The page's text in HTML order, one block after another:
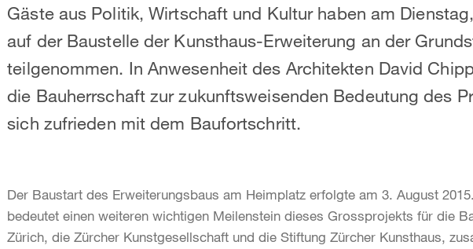
Gäste aus Politik, Wirtschaft und Kultur haben am
auf der Baustelle der Kunsthaus-Erweiterung an der
teilgenommen. In Anwesenheit des Architekten David
die Bauherrschaft zur zukunftsweisenden Bedeutung des
sich zufrieden mit dem Baufortschritt.
Der Baustart des Erweiterungsbaus am Heimplatz erfolgte am 3. August
bedeutet einen weiteren wichtigen Meilenstein dieses Grossprojekts für die
Zürich, die Zürcher Kunstgesellschaft und die Stiftung Zürcher Kunsthaus,